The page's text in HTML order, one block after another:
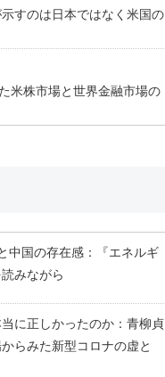
すのは日本ではなく米国の
米株市場と世界金融市場の
中国の存在感：『エネルギ
みながら
に正しかったのか：青柳貞
らみた新型コロナの虚と